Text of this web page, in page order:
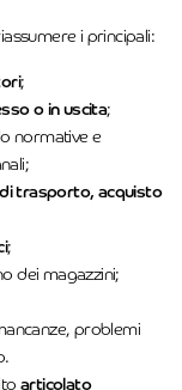
i principali:
;
o in uscita;
normative e
trasporto, acquisto
;
dei magazzini;
problemi
articolato